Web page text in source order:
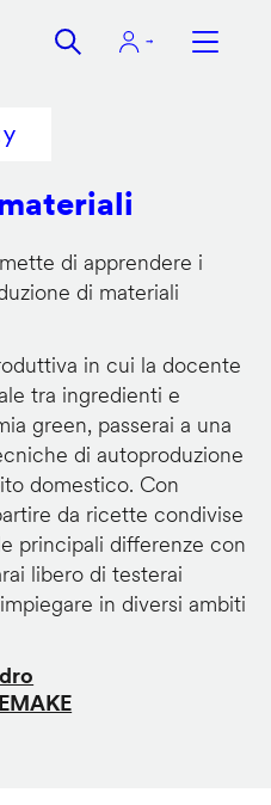
di apprendere i
di materiali
in cui la docente
tra ingredienti e
green, passerai a una
di autoproduzione
domestico. Con
da ricette condivise
principali differenze con
libero di testerai
in diversi ambiti